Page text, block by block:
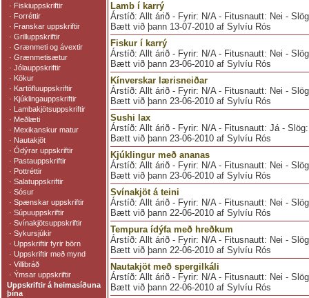
Lamb í karrý
Árstíð: Allt árið - Fyrir: N/A - Fitusnautt: Nei -
Bætt við þann 13-07-2010 af Sylvíu Rós
Fiskur í karrý
Árstíð: Allt árið - Fyrir: N/A - Fitusnautt: Nei -
Bætt við þann 23-06-2010 af Sylvíu Rós
Kínverskar lærisneiðar
Árstíð: Allt árið - Fyrir: N/A - Fitusnautt: Nei -
Bætt við þann 23-06-2010 af Sylvíu Rós
Sushi lax
Árstíð: Allt árið - Fyrir: N/A - Fitusnautt: Já -
Bætt við þann 23-06-2010 af Sylvíu Rós
Kjúklingur með ananas
Árstíð: Allt árið - Fyrir: N/A - Fitusnautt: Nei -
Bætt við þann 23-06-2010 af Sylvíu Rós
Svínakjöt á teini
Árstíð: Allt árið - Fyrir: N/A - Fitusnautt: Nei -
Bætt við þann 22-06-2010 af Sylvíu Rós
Tempura ídýfa með hreðkum
Árstíð: Allt árið - Fyrir: N/A - Fitusnautt: Nei -
Bætt við þann 22-06-2010 af Sylvíu Rós
Nautakjöt með spergilkáli
Árstíð: Allt árið - Fyrir: N/A - Fitusnautt: Nei -
Bætt við þann 22-06-2010 af Sylvíu Rós
· Fiskiuppskriftir
· Forréttir
· Franskar uppskriftir
· Grilluppskriftir
· Grænmeti og ávextir
· Grænmetisætur
· Jólauppskriftir
· Kökur
· Kartöfluuppskriftir
· Kjúklingauppskriftir
· Lambakjötsuppskriftir
· Meðlæti
· Mexikanskur matur
· Nautakjöt
· Ódýrar uppskriftir
· Pastauppskriftir
· Pottréttir
· Salatuppskriftir
· Sósur
· Spænskar uppskriftir
· Súpuuppskriftir
· Svínakjötsuppskriftir
· Sykursjúkir
· Uppskriftir fyrir börn
· Uppskriftir með mynd
· Villibráð
· Ýmsar uppskriftir
Uppskriftir á heimasíðuna
þína